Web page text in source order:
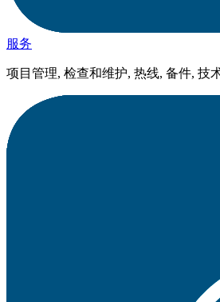
服务
项目管理, 检查和维护, 热线, 备件, 技